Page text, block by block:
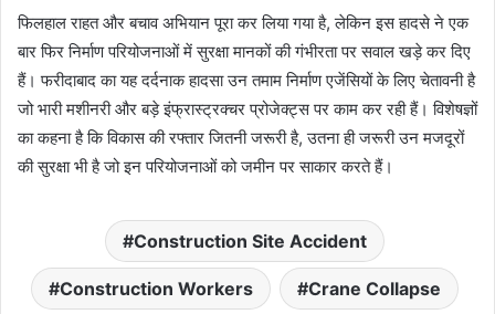
फिलहाल राहत और बचाव अभियान पूरा कर लिया गया है, लेकिन इस हादसे ने एक
बार फिर निर्माण परियोजनाओं में सुरक्षा मानकों की गंभीरता पर सवाल खड़े कर दिए
हैं। फरीदाबाद का यह दर्दनाक हादसा उन तमाम निर्माण एजेंसियों के लिए चेतावनी है
जो भारी मशीनरी और बड़े इंफ्रास्ट्रक्चर प्रोजेक्ट्स पर काम कर रही हैं। विशेषज्ञों
का कहना है कि विकास की रफ्तार जितनी जरूरी है, उतना ही जरूरी उन मजदूरों
की सुरक्षा भी है जो इन परियोजनाओं को जमीन पर साकार करते हैं।
Construction Site Accident
Construction Workers Crane Collapse